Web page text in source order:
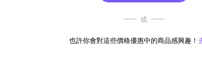
或
也許你會對這些價格優惠中的商品感興趣！